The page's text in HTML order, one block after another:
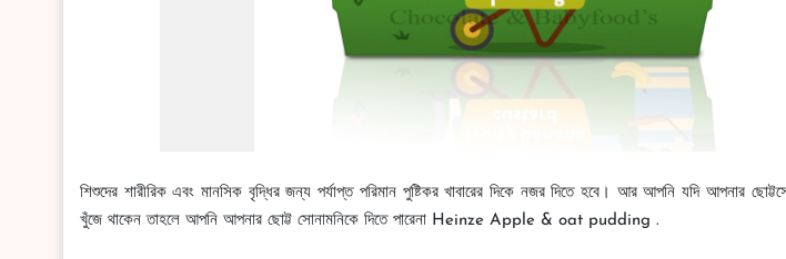
শিশুদের শারীরিক এবং মানসিক বৃদ্ধির জন্য পর্যাপ্ত পরিমান পুষ্টিকর খাবারের দিকে নজর দিতে হবে। আর আপনি যদি আপনার
খুঁজে থাকেন তাহলে আপনি আপনার ছোট্ট সোনামনিকে দিতে পারেনা Heinze Apple & oat pudding .